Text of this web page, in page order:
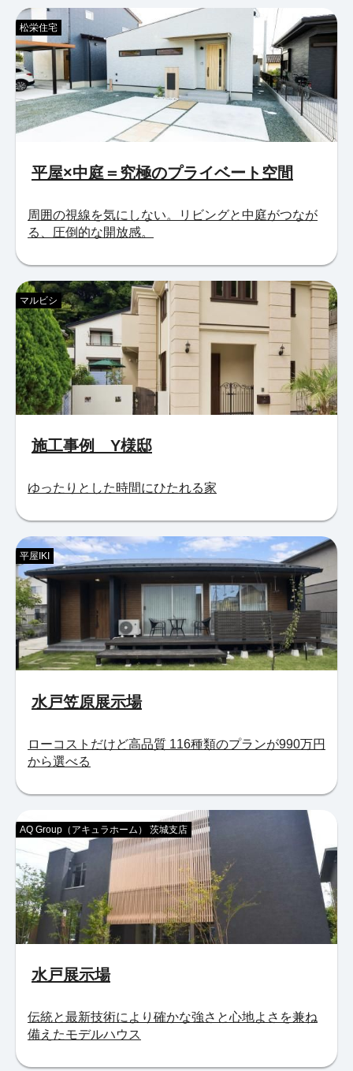
平屋×中庭＝究極のプライベート空間
松栄住宅
周囲の視線を気にしない。リビングと中庭がつなが
る、圧倒的な開放感。
施工事例 Y様邸
マルビシ
ゆったりとした時間にひたれる家
水戸笠原展示場
平屋IKI
ローコストだけど高品質 116種類のプランが990万円
から選べる
水戸展示場
AQ Group（アキュラホーム） 茨城支店
伝統と最新技術により確かな強さと心地よさを兼ね
備えたモデルハウス